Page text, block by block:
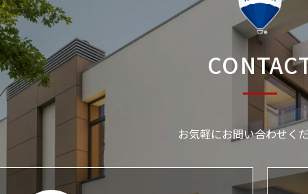
お気軽にお問い合わせくだ